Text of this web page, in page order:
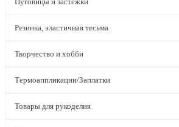
Резинка, эластичная тесьма
Творчество и хобби
Термоаппликации/Заплатки
Товары для рукоделия